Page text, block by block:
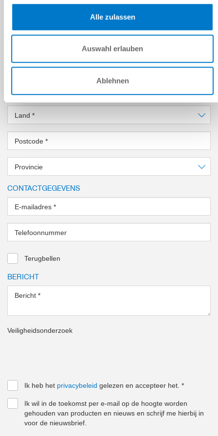
Alle zulassen
Auswahl erlauben
Ablehnen
more
Bedrijfsnaam*
Adres*
Land *
Postcode *
Provincie
CONTACTGEGEVENS
E-mailadres *
Telefoonnummer
Terugbellen
BERICHT
Bericht *
Veiligheidsonderzoek
Ik heb het privacybeleid gelezen en accepteer het. *
Ik wil in de toekomst per e-mail op de hoogte worden
gehouden van producten en nieuws en schrijf me hierbij in
voor de nieuwsbrief.